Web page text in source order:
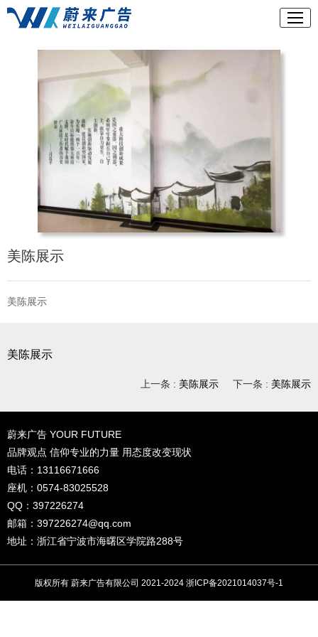
美陈展示
美陈展示
美陈展示
下一条 : 美陈展示
上一条 : 美陈展示
蔚来广告 YOUR FUTURE
品牌观点 信仰专业的力量 用态度改变现状
电话：13116671666
座机：0574-83025528
QQ：397226274
邮箱： 397226274@qq.com
地址：浙江省宁波市海曙区学院路288号
版权所有 蔚来广告有限公司 2021-2024 浙ICP备2021014037号-1